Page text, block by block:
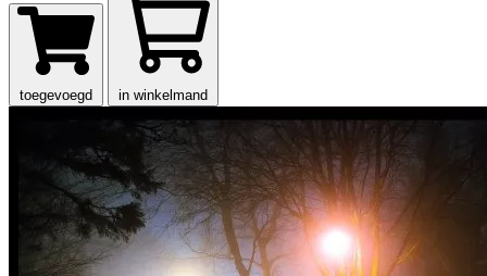
toegevoegd in winkelmand